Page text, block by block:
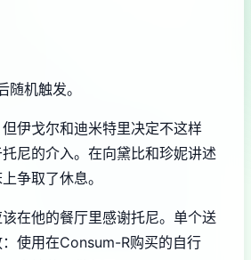
随机触发。
伊戈尔和迪米特里决定不这样
尼的介入。在向黛比和珍妮讲述
争取了休息。
在他的餐厅里感谢托尼。单个送
使用在Consum-R购买的自行